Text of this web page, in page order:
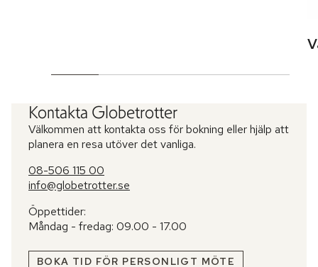
Kontakta Globetrotter
Välkommen att kontakta oss för bokning eller hjälp att
planera en resa utöver det vanliga.
08-506 115 00
info@globetrotter.se
Öppettider:
Måndag - fredag: 09.00 - 17.00
BOKA TID FÖR PERSONLIGT MÖTE